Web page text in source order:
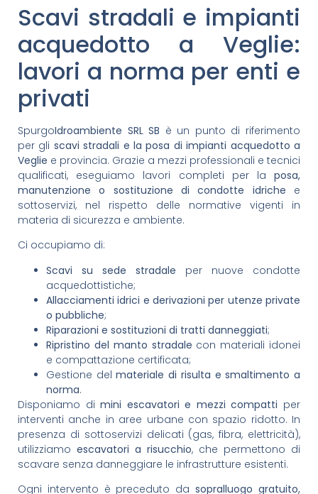
Scavi stradali e impianti
acquedotto a Veglie:
lavori a norma per enti e
privati
SpurgoIdroambiente SRL SB è un punto di riferimento
per gli scavi stradali e la posa di impianti acquedotto a
Veglie e provincia. Grazie a mezzi professionali e tecnici
qualificati, eseguiamo lavori completi per la posa,
manutenzione o sostituzione di condotte idriche e
sottoservizi, nel rispetto delle normative vigenti in
materia di sicurezza e ambiente.
Ci occupiamo di:
Scavi su sede stradale per nuove condotte
acquedottistiche;
Allacciamenti idrici e derivazioni per utenze private
o pubbliche;
Riparazioni e sostituzioni di tratti danneggiati;
Ripristino del manto stradale con materiali idonei
e compattazione certificata;
Gestione delmateriale di risulta e smaltimento a
norma.
Disponiamo dimini escavatori e mezzi compatti per
interventi anche in aree urbane con spazio ridotto. In
presenza di sottoservizi delicati (gas, fibra, elettricità),
utilizziamo escavatori a risucchio, che permettono di
scavare senza danneggiare le infrastrutture esistenti.
Ogni intervento è preceduto dasopralluogo gratuito,